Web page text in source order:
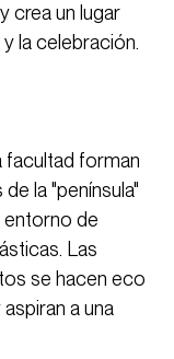
crea un lugar
la celebración.
facultad forman
la "península"
entorno de
Las
se hacen eco
a una